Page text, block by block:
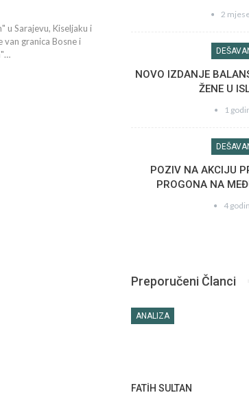
u Sarajevu, Kiseljaku i
granica Bosne i
2
NOVO IZDANJE
ŽENE U
1
POZIV NA AKCIJU
PROGONA NA
4
Preporučeni Članci
ANALIZA
FATİH SULTAN